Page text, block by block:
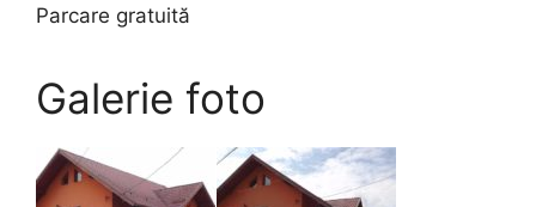
Parcare gratuită
Galerie foto